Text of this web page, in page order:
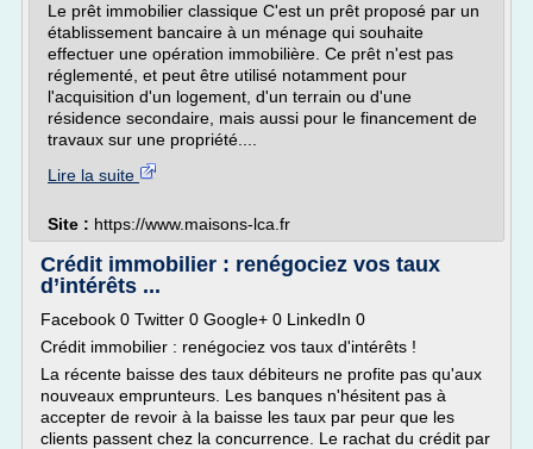
Le prêt immobilier classique C'est un prêt proposé par un
établissement bancaire à un ménage qui souhaite
effectuer une opération immobilière. Ce prêt n'est pas
réglementé, et peut être utilisé notamment pour
l'acquisition d'un logement, d'un terrain ou d'une
résidence secondaire, mais aussi pour le financement de
travaux sur une propriété....
Lire la suite
Site : https://www.maisons-lca.fr
Crédit immobilier : renégociez vos taux
d’intérêts ...
Facebook 0 Twitter 0 Google+ 0 LinkedIn 0
Crédit immobilier : renégociez vos taux d'intérêts !
La récente baisse des taux débiteurs ne profite pas qu'aux
nouveaux emprunteurs. Les banques n'hésitent pas à
accepter de revoir à la baisse les taux par peur que les
clients passent chez la concurrence. Le rachat du crédit par